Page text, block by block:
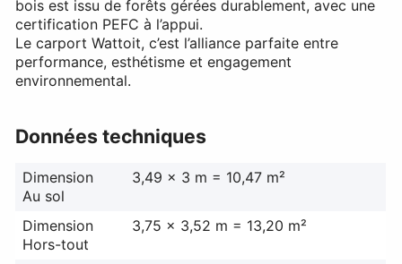
bois est issu de forêts gérées durablement, avec une
certification PEFC à l’appui.
Le carport Wattoit, c’est l’alliance parfaite entre
performance, esthétisme et engagement
environnemental.
Données techniques
Dimension
Au sol
3,49 x 3 m = 10,47 m²
Dimension
Hors-tout
3,75 x 3,52 m = 13,20 m²